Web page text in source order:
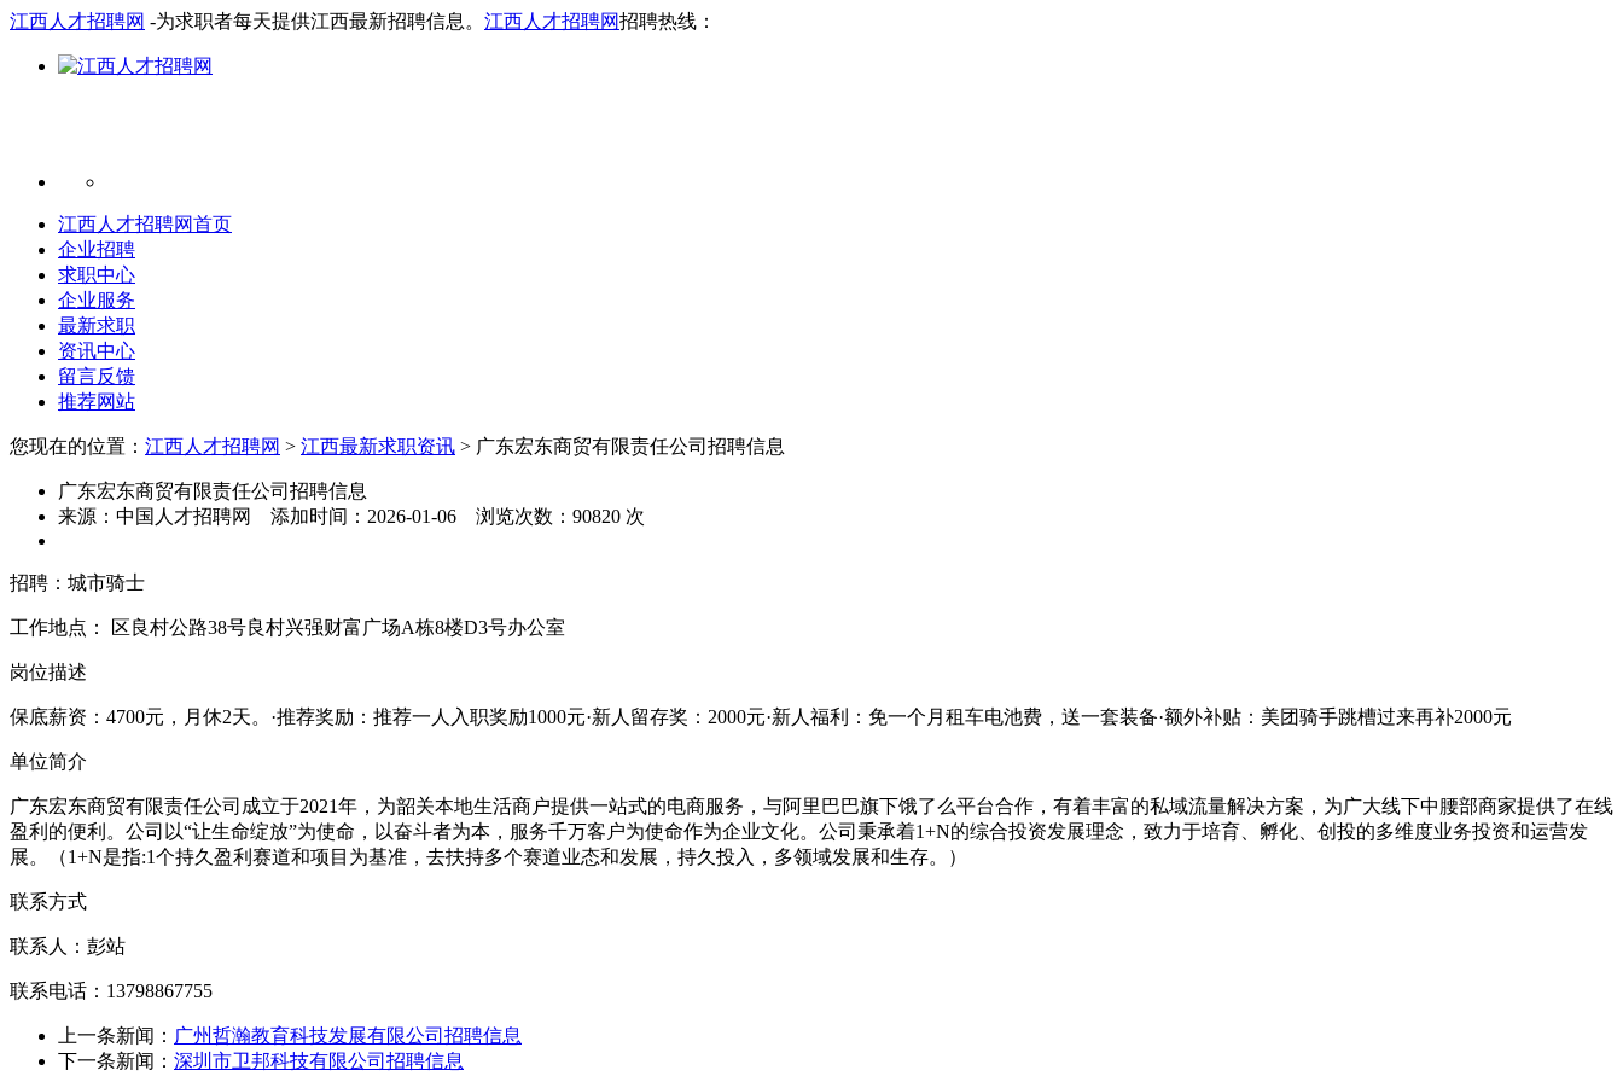
江西人才招聘网 -为求职者每天提供江西最新招聘信息。 江西人才招聘网招聘热线：
江西人才招聘网首页
企业招聘
求职中心
企业服务
最新求职
资讯中心
留言反馈
推荐网站
您现在的位置： 江西人才招聘网 > 江西最新求职资讯 > 广东宏东商贸有限责任公司招聘信息
广东宏东商贸有限责任公司招聘信息
来源： 中国人才招聘网 添加时间： 2026-01-06 浏览次数： 90820 次
招聘：城市骑士
工作地点： 区良村公路38号良村兴强财富广场A栋8楼D3号办公室
岗位描述
保底薪资：4700元，月休2天。·推荐奖励：推荐一人入职奖励1000元·新人留存奖：2000元·新人福利：免一个月租车电池费，送一套装备·额外补贴：美团骑手跳槽过来再补2000元
单位简介
广东宏东商贸有限责任公司成立于2021年，为韶关本地生活商户提供一站式的电商服务，与阿里巴巴旗下饿了么平台合作，有着丰富的私域流量解决方案，为广大线下中腰部商家提供了在线
盈利的便利。公司以“让生命绽放”为使命，以奋斗者为本，服务千万客户为使命作为企业文化。公司秉承着1+N的综合投资发展理念，致力于培育、孵化、创投的多维度业务投资和运营发
展。（1+N是指:1个持久盈利赛道和项目为基准，去扶持多个赛道业态和发展，持久投入，多领域发展和生存。）
联系方式
联系人：彭站
联系电话：13798867755
上一条新闻： 广州哲瀚教育科技发展有限公司招聘信息
下一条新闻： 深圳市卫邦科技有限公司招聘信息